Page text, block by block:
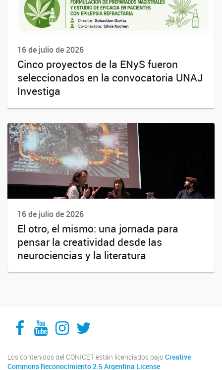
16 de julio de 2026
Cinco proyectos de la ENyS fueron
seleccionados en la convocatoria UNAJ
Investiga
16 de julio de 2026
El otro, el mismo: una jornada para
pensar la creatividad desde las
neurociencias y la literatura
Facebook
YouTube
Instagram
Twitter
Los contenidos del CONICET están licenciados bajo Creative
Commons Reconocimiento 2.5 Argentina License